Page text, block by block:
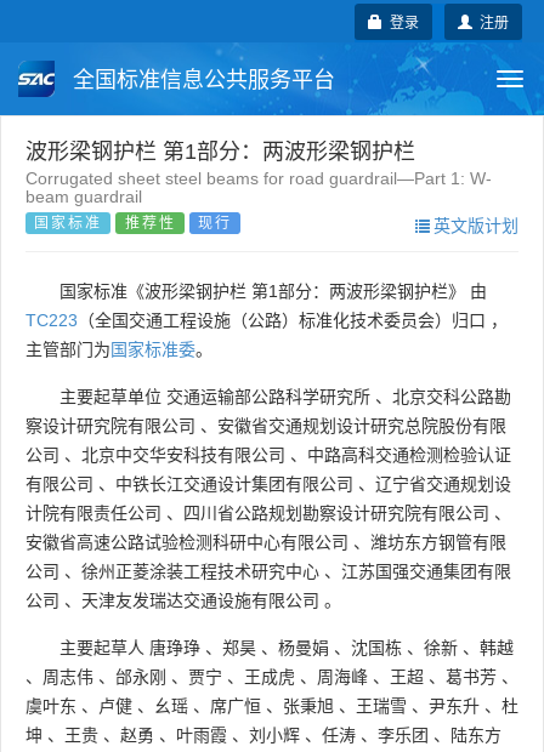
注册
登录
全国标准信息公共服务平台
国家标准 行业标准 地方标准
团体标准
波形梁钢护栏 第1部分：两波形梁钢护栏
Corrugated sheet steel beams for road guardrail—Part 1: W-
beam guardrail
国家标准 推荐性 现行 英文版计划
国家标准《波形梁钢护栏 第1部分：两波形梁钢护栏》 由
TC223 （全国交通工程设施（公路）标准化技术委员会）归口 ，
主管部门为国家标准委。
主要起草单位 交通运输部公路科学研究所 、 北京交科公路勘
察设计研究院有限公司 、 安徽省交通规划设计研究总院股份有限
公司 、 北京中交华安科技有限公司 、 中路高科交通检测检验认证
有限公司 、 中铁长江交通设计集团有限公司 、 辽宁省交通规划设
计院有限责任公司 、 四川省公路规划勘察设计研究院有限公司 、
安徽省高速公路试验检测科研中心有限公司 、 潍坊东方钢管有限
公司 、 徐州正菱涂装工程技术研究中心 、 江苏国强交通集团有限
公司 、 天津友发瑞达交通设施有限公司 。
主要起草人 唐琤琤 、 郑昊 、 杨曼娟 、 沈国栋 、 徐新 、 韩越
、 周志伟 、 邰永刚 、 贾宁 、 王成虎 、 周海峰 、 王超 、 葛书芳 、
虞叶东 、 卢健 、 幺瑶 、 席广恒 、 张秉旭 、 王瑞雪 、 尹东升 、 杜
坤 、 王贵 、 赵勇 、 叶雨霞 、 刘小辉 、 任涛 、 李乐团 、
陆东方